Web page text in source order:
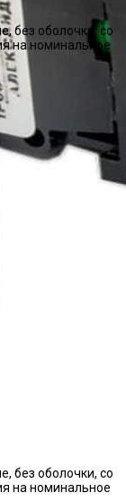
без оболочки, со
на номинальное
без оболочки, со
на номинальное